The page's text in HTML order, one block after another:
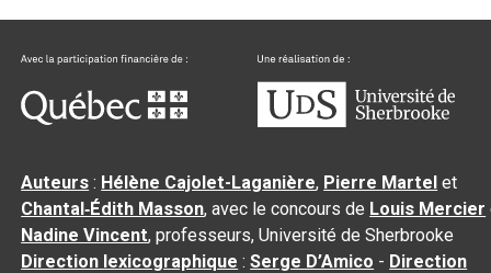
Auteurs : Hélène Cajolet-Laganière, Pierre Martel et
Chantal‑Édith Masson, avec le concours de Louis Mercier
Nadine Vincent, professeurs, Université de Sherbrooke
Direction lexicographique :Serge D’Amico - Direction